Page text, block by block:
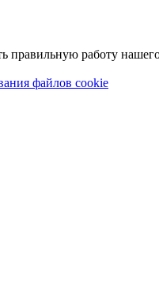
работу нашего
файлов cookie